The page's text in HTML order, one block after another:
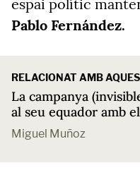
espai polític
Pablo Fernández.
RELACIONAT AMB
La campanya
al seu equador amb
Miguel Muñoz